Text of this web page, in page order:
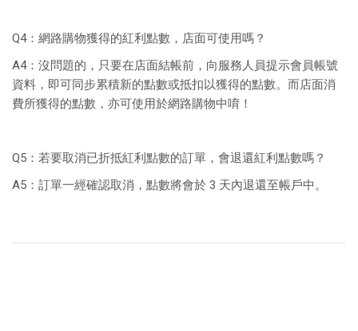
Q4：網路購物獲得的紅利點數，店面可使用嗎？
A4：沒問題的，只要在店面結帳前，向服務人員提示會員帳號
資料，即可同步累積新的點數或抵扣以獲得的點數。而店面消
費所獲得的點數，亦可使用於網路購物中唷！
Q5：若要取消已折抵紅利點數的訂單，會退還紅利點數嗎？
A5：訂單一經確認取消，點數將會於 3 天內退還至帳戶中。